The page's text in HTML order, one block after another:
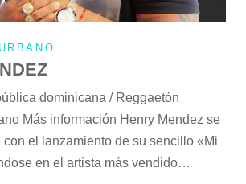
URBANO
dominicana / Reggaetón
Más información Henry Mendez se
con el lanzamiento de su sencillo «Mi
en el artista más vendido…